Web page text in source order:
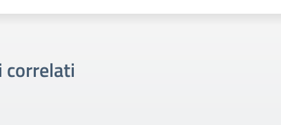
correlati